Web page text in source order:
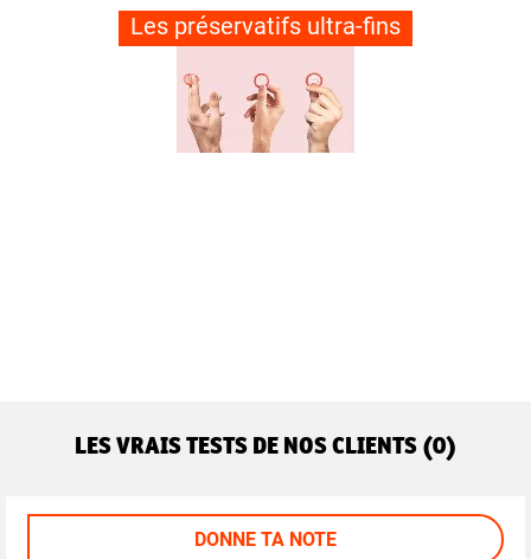
Les préservatifs ultra-fins
LES VRAIS TESTS DE NOS CLIENTS (0)
DONNE TA NOTE